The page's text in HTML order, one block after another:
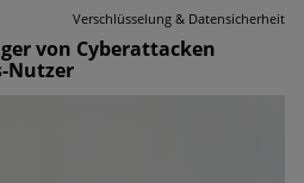
Verschlüsselung & Datensicherheit
von Cyberattacken
Nutzer